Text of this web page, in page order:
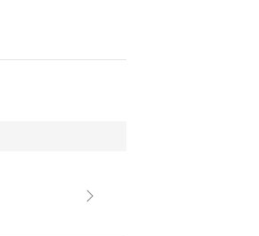
、ご了承ください。
す。